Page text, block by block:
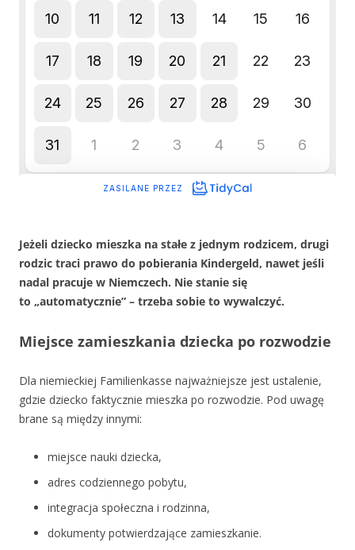
Jeżeli dziecko mieszka na stałe z jednym rodzicem, drugi
rodzic traci prawo do pobierania Kindergeld, nawet jeśli
nadal pracuje w Niemczech. Nie stanie się
to „automatycznie” – trzeba sobie to wywalczyć.
Miejsce zamieszkania dziecka po rozwodzie
Dla niemieckiej Familienkasse najważniejsze jest ustalenie,
gdzie dziecko faktycznie mieszka po rozwodzie. Pod uwagę
brane są między innymi:
miejsce nauki dziecka,
adres codziennego pobytu,
integracja społeczna i rodzinna,
dokumenty potwierdzające zamieszkanie.